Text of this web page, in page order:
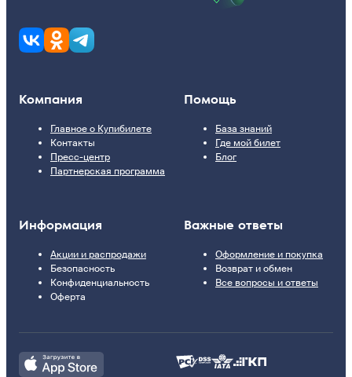
Компания
Главное о Купибилете
Контакты
Пресс-центр
Партнерская программа
Помощь
База знаний
Где мой билет
Блог
Информация
Акции и распродажи
Безопасность
Конфиденциальность
Оферта
Важные ответы
Оформление и покупка
Возврат и обмен
Все вопросы и ответы